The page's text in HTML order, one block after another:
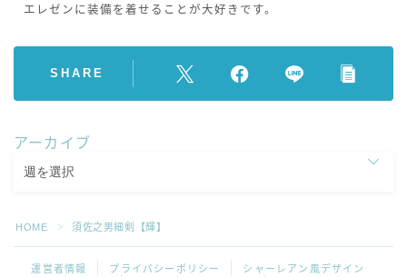
エレゼンに装備を着せることが大好きです。
SHARE
アーカイブ
HOME ＞ 須佐之男細剣【輝】
運営者情報 プライバシーポリシー
シャーレアン風デザイン